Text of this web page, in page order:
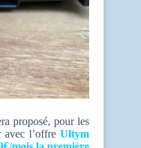
proposé, pour les
avec l’offreUltym